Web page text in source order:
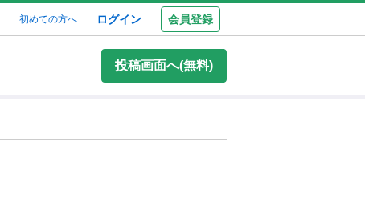
初めての方へ ログイン 会員登録
投稿画面へ(無料)